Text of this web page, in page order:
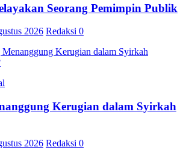
Seorang Pemimpin Publik
2026 Redaksi 0
Kerugian dalam Syirkah
2026 Redaksi 0